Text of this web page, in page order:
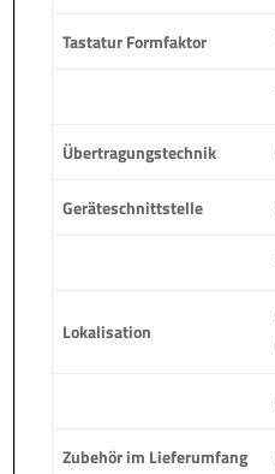
Tastatur Formfaktor
Übertragungstechnik
Geräteschnittstelle
Lokalisation
Zubehör im Lieferumfang